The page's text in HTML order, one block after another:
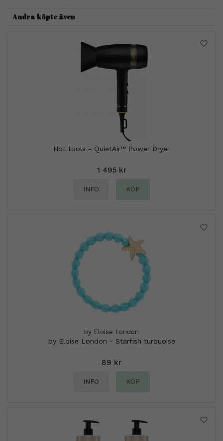
Andra köpte även
Hot tools - QuietAir™ Power Dryer
1 495 kr
INFO KÖP
by Eloise London
by Eloise London - Starfish turquoise
89 kr
INFO KÖP